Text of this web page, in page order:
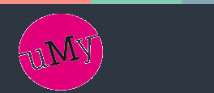
Google+